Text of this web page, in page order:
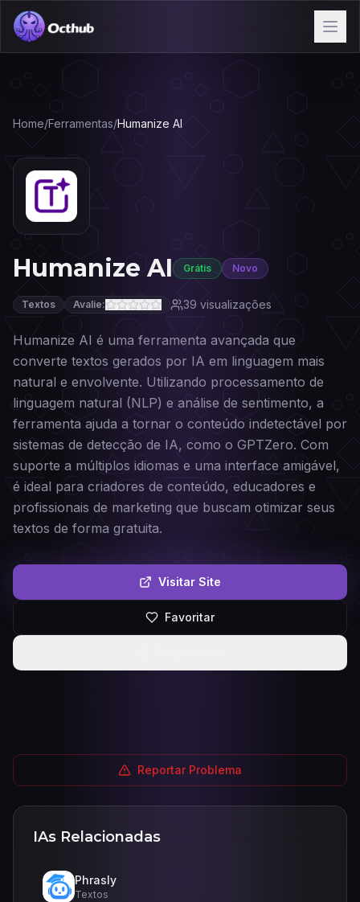
Home/Ferramentas/Humanize AI
Humanize AI Grátis Novo
Textos Avalie: 39visualizações
Humanize AI é uma ferramenta avançada que
converte textos gerados por IA em linguagem mais
natural e envolvente. Utilizando processamento de
linguagem natural (NLP) e análise de sentimento, a
ferramenta ajuda a tornar o conteúdo indetectável por
sistemas de detecção de IA, como o GPTZero. Com
suporte a múltiplos idiomas e uma interface amigável,
é ideal para criadores de conteúdo, educadores e
profissionais de marketing que buscam otimizar seus
textos de forma gratuita.
Visitar Site
Favoritar
Reportar Problema
IAs Relacionadas
Phrasly
Textos